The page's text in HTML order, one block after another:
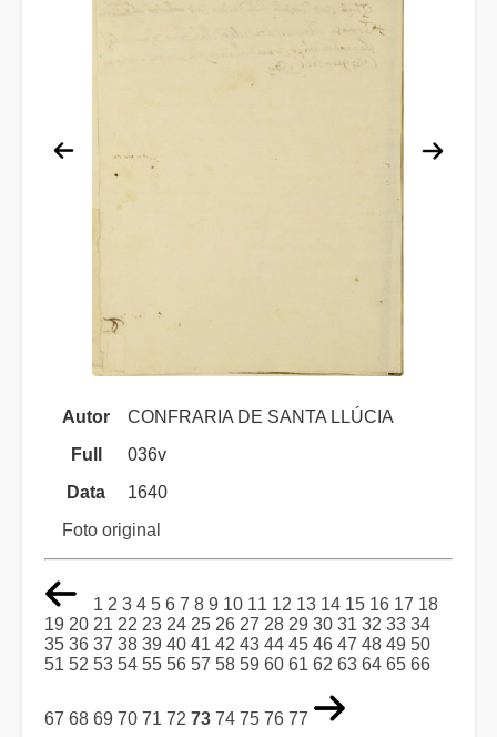
Autor
CONFRARIA DE SANTA LLÚCIA
Full
036v
Data
1640
Foto original
1 2 3 4 5 6 7 8 9 10 11 12 13 14 15 16 17 18
19 20 21 22 23 24 25 26 27 28 29 30 31 32 33 34
35 36 37 38 39 40 41 42 43 44 45 46 47 48 49 50
51 52 53 54 55 56 57 58 59 60 61 62 63 64 65 66
67 68 69 70 71 72 73 74 75 76 77